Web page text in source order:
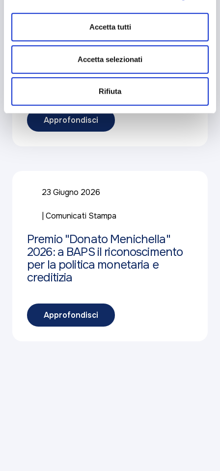
attivi).
Accetta tutti
Accetta selezionati
Rifiuta
27 Luglio 2026 BAPS Informa
Previsioni per il weekend:
qualche macchia qua e là
Approfondisci
23 Giugno 2026
Comunicati Stampa
Premio "Donato Menichella"
2026: a BAPS il riconoscimento
per la politica monetaria e
creditizia
Approfondisci